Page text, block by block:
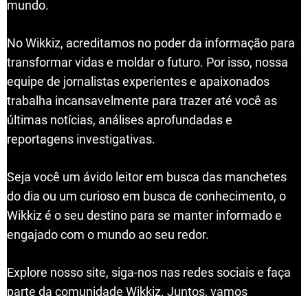
mundo.
No Wikkiz, acreditamos no poder da informação para
transformar vidas e moldar o futuro. Por isso, nossa
equipe de jornalistas experientes e apaixonados
trabalha incansavelmente para trazer até você as
últimas notícias, análises aprofundadas e
reportagens investigativas.
Seja você um ávido leitor em busca das manchetes
do dia ou um curioso em busca de conhecimento, o
Wikkiz é o seu destino para se manter informado e
engajado com o mundo ao seu redor.
Explore nosso site, siga-nos nas redes sociais e faça
parte da comunidade Wikkiz. Juntos, vamos